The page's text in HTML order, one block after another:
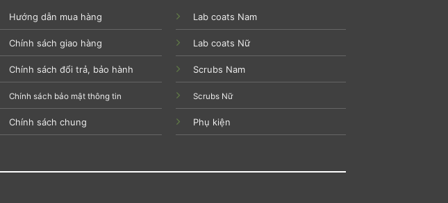
Hướng dẫn mua hàng
Chính sách giao hàng
Chính sách đổi trả, bảo hành
Chính sách bảo mật thông tin
Chính sách chung
Lab coats Nam
Lab coats Nữ
Scrubs Nam
Scrubs Nữ
Phụ kiện